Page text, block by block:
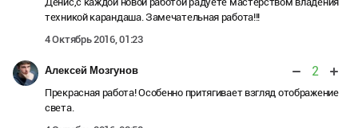
техникой карандаша. Замечательная работа!!!
4 Октябрь 2016, 01:23
Алексей Мозгунов 2
Прекрасная работа! Особенно притягивает взгляд отображение
света.